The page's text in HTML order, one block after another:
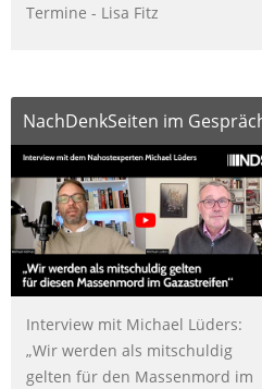
Termine - Lisa Fitz
NachDenkSeiten im
Interview mit Michael Lüders:
„Wir werden als mitschuldig
gelten für den Massenmord im